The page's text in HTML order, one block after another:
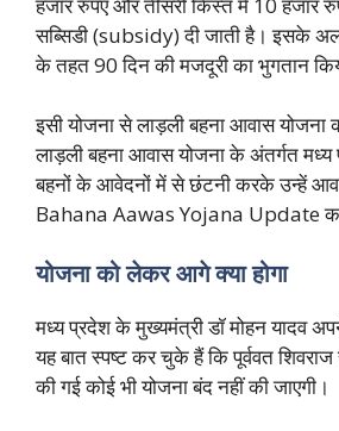
सब्सिडी (subsidy) दी जाती है। इसके
के तहत 90 दिन की मजदूरी का भुगतान
इसी योजना से लाड़ली बहना आवास योजना
लाड़ली बहना आवास योजना के अंतर्गत
बहनों के आवेदनों में से छंटनी करके उन्हें
Bahana Aawas Yojana Update का
योजना को लेकर आगे क्या होगा
मध्य प्रदेश के मुख्यमंत्री डॉ मोहन यादव
यह बात स्पष्ट कर चुके हैं कि पूर्ववत
की गई कोई भी योजना बंद नहीं की जाएगी।